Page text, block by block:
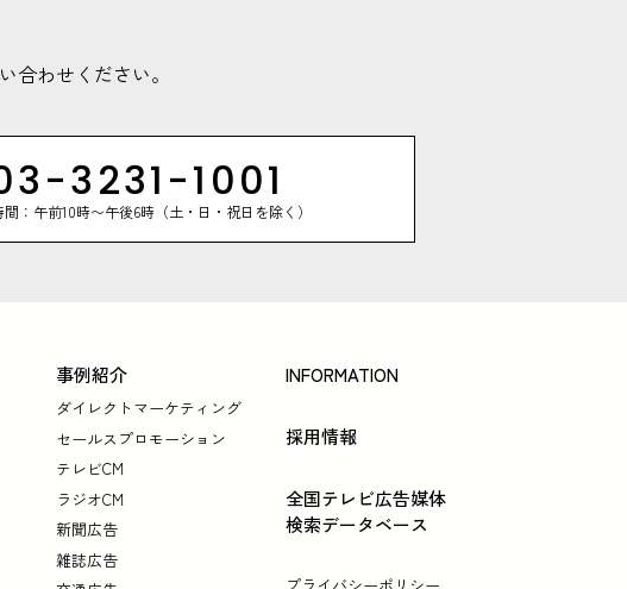
合わせください。
3231-1001
間：午前10時〜午後6時（土・日・祝日を除く）
事例紹介
ダイレクトマーケティング
セールスプロモーション
テレビCM
ラジオCM
新聞広告
雑誌広告
INFORMATION
採用情報
全国テレビ広告媒体
検索データベース
プライバシーポリシー